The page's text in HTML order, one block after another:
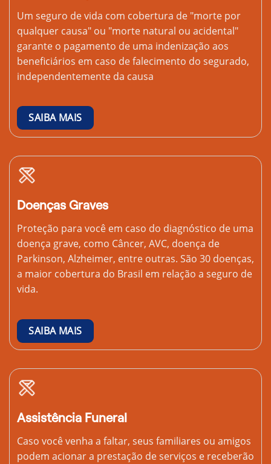
Um seguro de vida com cobertura de "morte por
qualquer causa" ou "morte natural ou acidental"
garante o pagamento de uma indenização aos
beneficiários em caso de falecimento do segurado,
independentemente da causa
SAIBA MAIS
Doenças Graves
Proteção para você em caso do diagnóstico de uma
doença grave, como Câncer, AVC, doença de
Parkinson, Alzheimer, entre outras. São 30 doenças,
a maior cobertura do Brasil em relação a seguro de
vida.
SAIBA MAIS
Assistência Funeral
Caso você venha a faltar, seus familiares ou amigos
podem acionar a prestação de serviços e receberão